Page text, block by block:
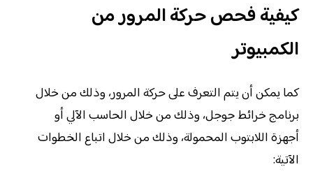
كيفية فحص حركة المرور من
الكمبيوتر
كما يمكن أن يتم التعرف على حركة المرور، وذلك من خلال
برنامج خرائط جوجل، وذلك من خلال الحاسب الآلي أو
أجهزة اللابتوب المحمولة، وذلك من خلال اتباع الخطوات
الآتية: